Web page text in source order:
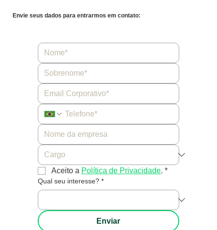
Envie seus dados para entrarmos em contato:
Aceito a Política de Privacidade. *
Qual seu interesse? *
Enviar